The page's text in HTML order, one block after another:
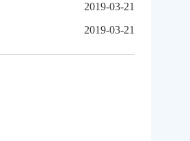
2019-03-21
2019-03-21